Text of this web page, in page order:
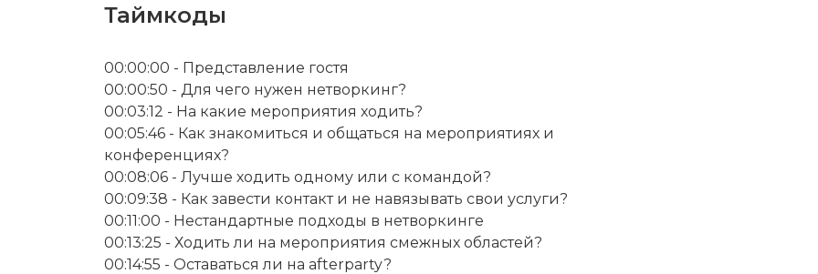
Таймкоды
00:00:00 - Представление гостя
00:00:50 - Для чего нужен нетворкинг?
00:03:12 - На какие мероприятия ходить?
00:05:46 - Как знакомиться и общаться на мероприятиях и
конференциях?
00:08:06 - Лучше ходить одному или с командой?
00:09:38 - Как завести контакт и не навязывать свои услуги?
00:11:00 - Нестандартные подходы в нетворкинге
00:13:25 - Ходить ли на мероприятия смежных областей?
00:14:55 - Оставаться ли на afterparty?